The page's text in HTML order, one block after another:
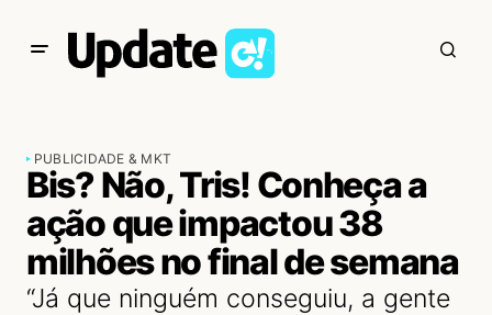
PUBLICIDADE & MKT
Bis? Não, Tris! Conheça a
ação que impactou 38
milhões no final de semana
“Já que ninguém conseguiu, a gente